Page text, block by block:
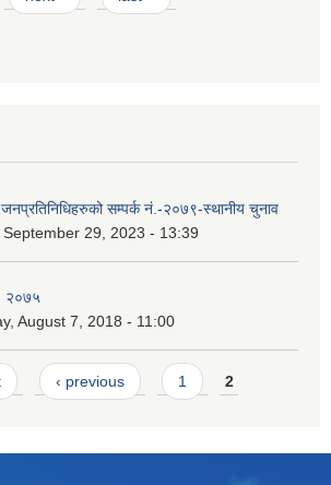
सम्पर्क नं.-२०७९-स्थानीय चुनाव
September 29, 2023 - 13:39
२०७५
August 7, 2018 - 11:00
‹ previous 1 2